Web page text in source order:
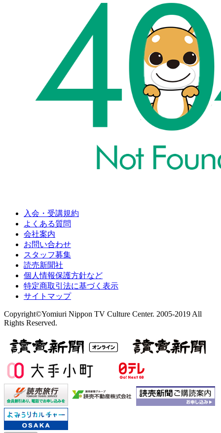
入会・受講規約
よくある質問
会社案内
お問い合わせ
スタッフ募集
読売新聞社
個人情報保護方針など
特定商取引法に基づく表示
サイトマップ
Copyright©Yomiuri Nippon TV Culture Center. 2005-2019 All
Rights Reserved.